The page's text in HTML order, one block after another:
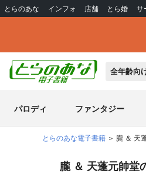
とらのあな インフォ 店舗 とら婚 サ
全年齢向
パロディ ファンタジー
とらのあな電子書籍 朧 ＆ 天
朧 ＆ 天蓬元帥堂